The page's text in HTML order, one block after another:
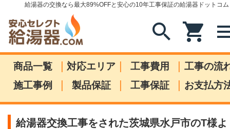
給湯器の交換なら最大89%OFFと安心の10年工事保証の給湯器ドットコム
search shopping_cart
商品一覧 | 対応エリア | 工事費用 | 工事の流
施工事例
| 製品保証 | 工事保証 | お支払方
給湯器交換工事をされた茨城県水戸市のT様よ